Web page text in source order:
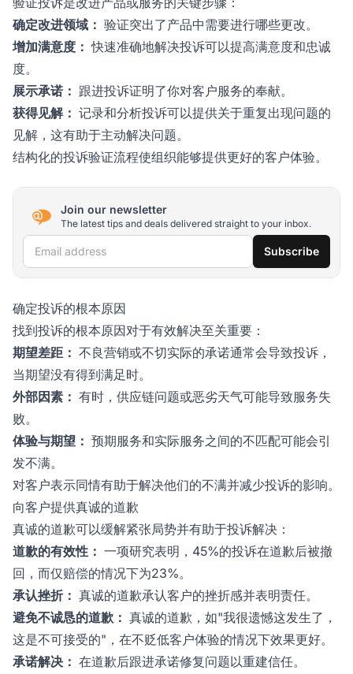
确定改进领域： 验证突出了产品中需要进行哪些更改。
增加满意度： 快速准确地解决投诉可以提高满意度和忠诚
度。
展示承诺： 跟进投诉证明了你对客户服务的奉献。
获得见解： 记录和分析投诉可以提供关于重复出现问题的
见解，这有助于主动解决问题。
结构化的投诉验证流程使组织能够提供更好的客户体验。
Join our newsletter
The latest tips and deals delivered straight to your inbox.
Email address Subscribe
确定投诉的根本原因
找到投诉的根本原因对于有效解决至关重要：
期望差距： 不良营销或不切实际的承诺通常会导致投诉，
当期望没有得到满足时。
外部因素： 有时，供应链问题或恶劣天气可能导致服务失
败。
体验与期望： 预期服务和实际服务之间的不匹配可能会引
发不满。
对客户表示同情有助于解决他们的不满并减少投诉的影响。
向客户提供真诚的道歉
真诚的道歉可以缓解紧张局势并有助于投诉解决：
道歉的有效性： 一项研究表明，45%的投诉在道歉后被撤
回，而仅赔偿的情况下为23%。
承认挫折： 真诚的道歉承认客户的挫折感并表明责任。
避免不诚恳的道歉： 真诚的道歉，如"我很遗憾这发生了，
这是不可接受的"，在不贬低客户体验的情况下效果更好。
承诺解决： 在道歉后跟进承诺修复问题以重建信任。